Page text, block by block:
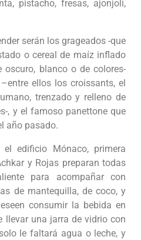
pistacho, fresas, ajonjolí,
serán los grageados -que
o cereal de maíz inflado
oscuro, blanco o de colores-
ellos los croissants, el
trenzado y relleno de
, y el famoso panettone que
año pasado.
edificio Mónaco, primera
y Rojas preparan todas
para acompañar con
de mantequilla, de coco, y
consumir la bebida en
llevar una jarra de vidrio con
le faltará agua o leche, y